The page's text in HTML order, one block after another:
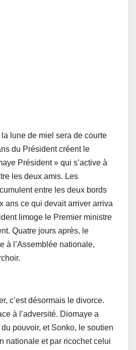
lune de miel sera de courte
du Président créent le
Président » qui s’active à
les deux amis. Les
entre les deux bords
ans ce qui devait arriver arriva
limoge le Premier ministre
Quatre jours après, le
à l’Assemblée nationale,
c’est désormais le divorce.
à l’adversité. Diomaye a
pouvoir, et Sonko, le soutien
nationale et par ricochet celui